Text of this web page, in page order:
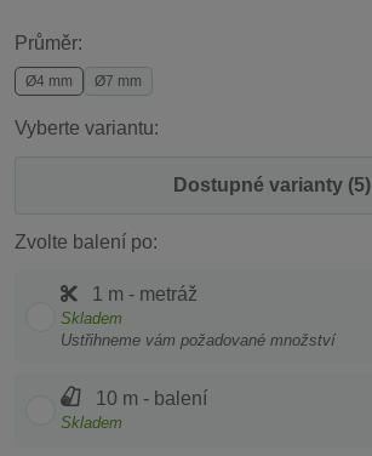
Průměr:
Ø4 mm Ø7 mm
Vyberte variantu:
Dostupné varianty (5)
Zvolte balení po:
1 m - metráž
Skladem
Ustřihneme vám požadované množství
10 m - balení
Skladem